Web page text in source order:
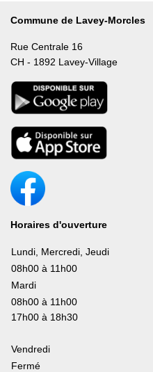
Commune de Lavey-Morcles
Rue Centrale 16
CH - 1892 Lavey-Village
Horaires d'ouverture
Lundi, Mercredi, Jeudi
08h00 à 11h00
Mardi
08h00 à 11h00
17h00 à 18h30
Vendredi
Fermé